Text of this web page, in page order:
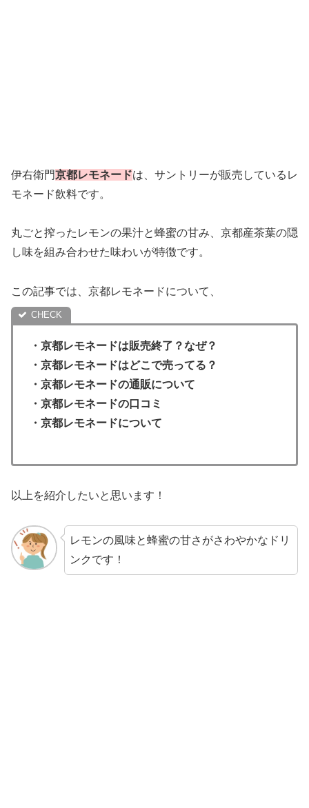
伊右衛門京都レモネードは、サントリーが販売しているレ
モネード飲料です。
丸ごと搾ったレモンの果汁と蜂蜜の甘み、京都産茶葉の隠
し味を組み合わせた味わいが特徴です。
この記事では、京都レモネードについて、
・京都レモネードは販売終了？なぜ？
・ 京都レモネードはどこで売ってる？
・京都レモネードの通販について
・ 京都レモネードの口コミ
・京都レモネードについて
以上を紹介したいと思います！
レモンの風味と蜂蜜の甘さがさわやかなドリ
ンクです！